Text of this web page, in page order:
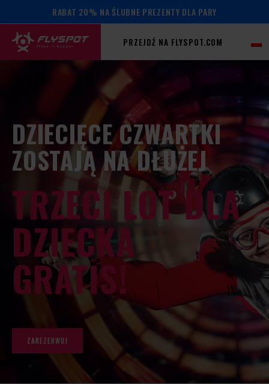
RABAT 20% NA ŚLUBNE PREZENTY DLA PARY
PRZEJDŹ NA FLYSPOT.COM
DZIECIĘCE CZWARTKI
ZOSTAJĄ NA DŁUŻEJ
TRZECI LOT DLA
DZIECKA
GRATIS!
ZAREZERWUJ